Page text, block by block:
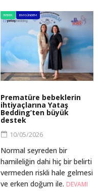
BEBEK BM GÜNDEM
Prematüre bebeklerin
ihtiyaçlarına Yataş
Bedding’ten büyük
destek
10/05/2026
Normal seyreden bir
hamileliğin dahi hiç bir belirti
vermeden riskli hale gelmesi
ve erken doğum ile. DEVAMI